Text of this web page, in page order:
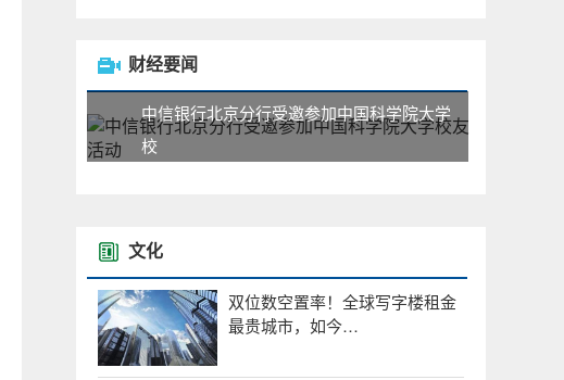
财经要闻
中信银行北京分行受邀参加中国科学院大学
校
文化
双位数空置率！全球写字楼租金
最贵城市，如今…